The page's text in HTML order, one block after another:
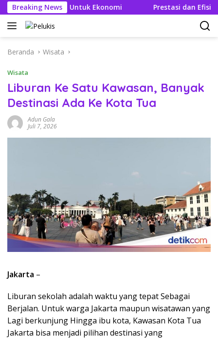
Langsung
ke
konten
Breaking NewsUntuk Ekonomi Prestasi dan Efisien BBM
Beranda Wisata
Wisata
Liburan Ke Satu Kawasan, Banyak
Destinasi Ada Ke Kota Tua
Adun Gala
Juli 7, 2026
Jakarta –
Liburan sekolah adalah waktu yang tepat Sebagai
Berjalan. Untuk warga Jakarta maupun wisatawan yang
Lagi berkunjung Hingga ibu kota, Kawasan Kota Tua
Jakarta bisa menjadi pilihan destinasi yang